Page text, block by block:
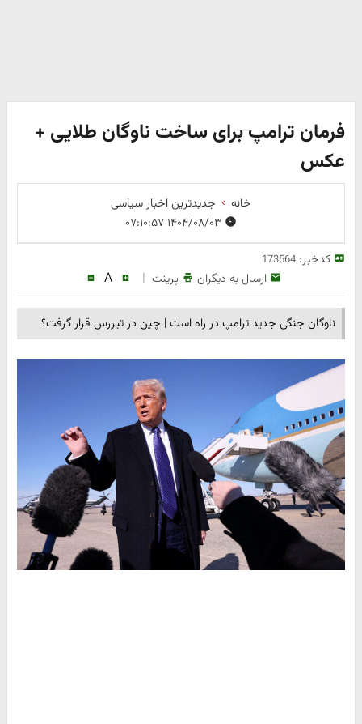
فرمان ترامپ برای ساخت ناوگان طلایی +
عکس
خانه
جدیدترین اخبار سیاسی
کدخبر:173564
ارسال به دیگران پرینت |
A
ناوگان جنگی جدید ترامپ در راه است | چین در تیررس قرار گرفت؟